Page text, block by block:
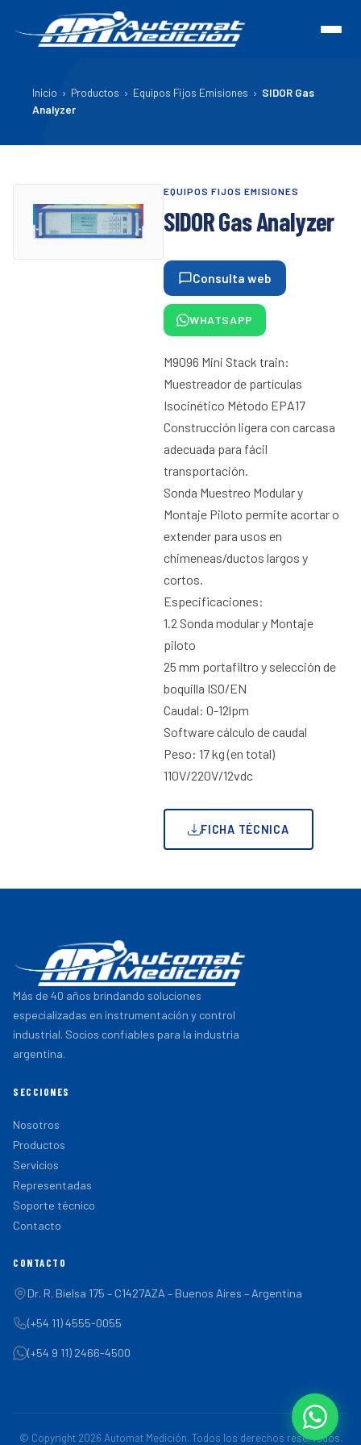
Inicio › Productos › Equipos Fijos Emisiones › SIDOR Gas
Analyzer
EQUIPOS FIJOS EMISIONES
SIDOR Gas Analyzer
Consulta web
WHATSAPP
M9096 Mini Stack train:
Muestreador de partículas
Isocinético Método EPA17
Construcción ligera con carcasa
adecuada para fácil
transportación.
Sonda Muestreo Modular y
Montaje Piloto permite acortar o
extender para usos en
chimeneas/ductos largos y
cortos.
Especificaciones:
1.2 Sonda modular y Montaje
piloto
25 mm portafiltro y selección de
boquilla ISO/EN
Caudal: 0-12lpm
Software cálculo de caudal
Peso: 17 kg (en total)
110V/220V/12vdc
FICHA TÉCNICA
Más de 40 años brindando soluciones
especializadas en instrumentación y control
industrial. Socios confiables para la industria
argentina.
SECCIONES
Nosotros
Productos
Servicios
Representadas
Soporte técnico
Contacto
CONTACTO
Dr. R. Bielsa 175 – C1427AZA – Buenos Aires – Argentina
(+54 11) 4555-0055
(+54 9 11) 2466-4500
© Copyright 2026 Automat Medición. Todos los derechos reservados.